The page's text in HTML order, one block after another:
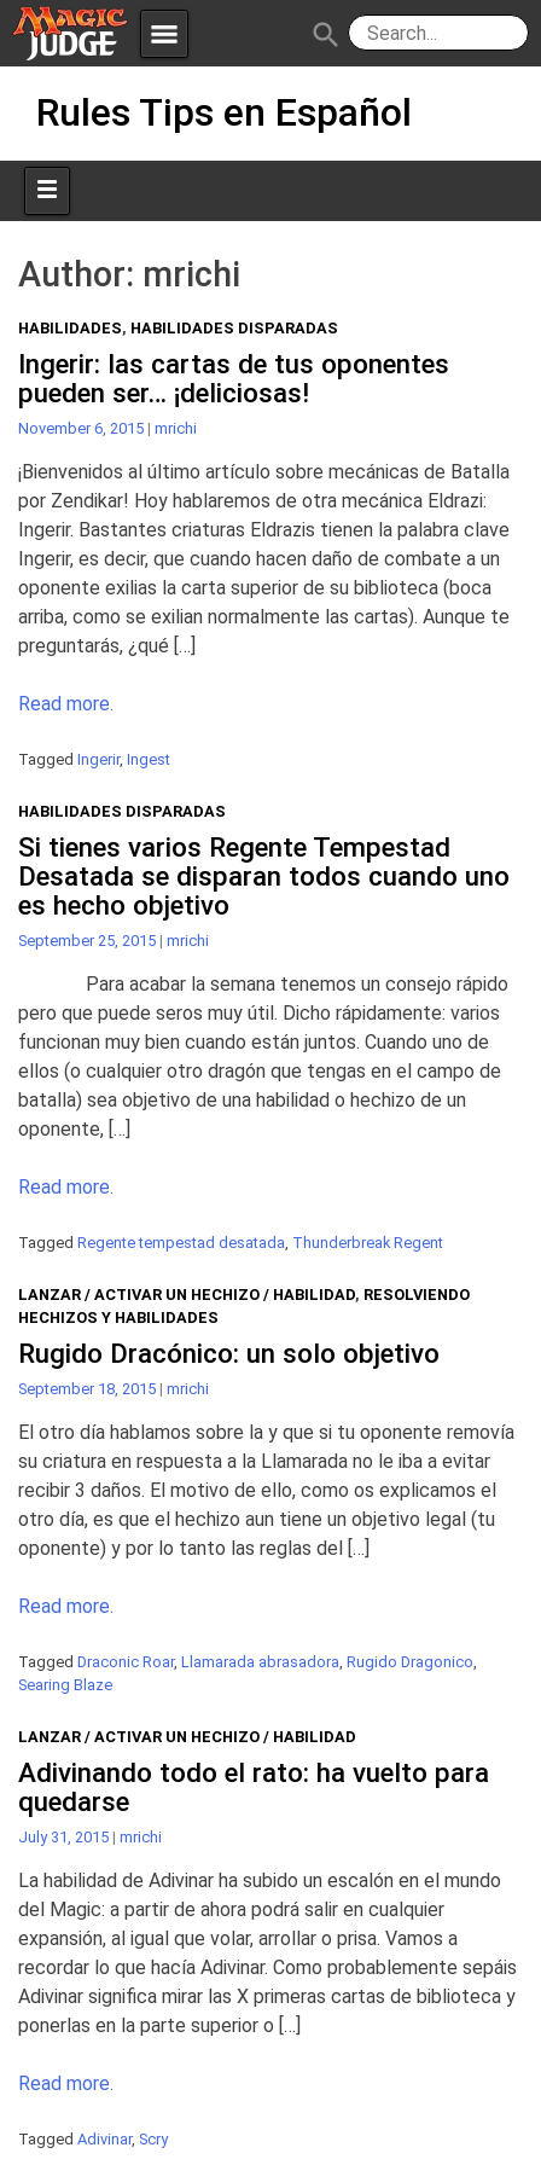
menu
Apps JudgeApps
Forum
Judges
Policies IPG
JAR
search
Rules Tips en Español
Author: mrichi
HABILIDADES, HABILIDADES DISPARADAS
Ingerir: las cartas de tus oponentes
pueden ser… ¡deliciosas!
November 6, 2015 | mrichi
¡Bienvenidos al último artículo sobre mecánicas de Batalla
por Zendikar! Hoy hablaremos de otra mecánica Eldrazi:
Ingerir. Bastantes criaturas Eldrazis tienen la palabra clave
Ingerir, es decir, que cuando hacen daño de combate a un
oponente exilias la carta superior de su biblioteca (boca
arriba, como se exilian normalmente las cartas). Aunque te
preguntarás, ¿qué […]
Read more.
Tagged Ingerir, Ingest
HABILIDADES DISPARADAS
Si tienes varios Regente Tempestad
Desatada se disparan todos cuando uno
es hecho objetivo
September 25, 2015 | mrichi
Para acabar la semana tenemos un consejo rápido
pero que puede seros muy útil. Dicho rápidamente: varios
funcionan muy bien cuando están juntos. Cuando uno de
ellos (o cualquier otro dragón que tengas en el campo de
batalla) sea objetivo de una habilidad o hechizo de un
oponente, […]
Read more.
Tagged Regente tempestad desatada, Thunderbreak Regent
LANZAR / ACTIVAR UN HECHIZO / HABILIDAD, RESOLVIENDO
HECHIZOS Y HABILIDADES
Rugido Dracónico: un solo objetivo
September 18, 2015 | mrichi
El otro día hablamos sobre la y que si tu oponente removía
su criatura en respuesta a la Llamarada no le iba a evitar
recibir 3 daños. El motivo de ello, como os explicamos el
otro día, es que el hechizo aun tiene un objetivo legal (tu
oponente) y por lo tanto las reglas del […]
Read more.
Tagged Draconic Roar, Llamarada abrasadora, Rugido Dragonico,
Searing Blaze
LANZAR / ACTIVAR UN HECHIZO / HABILIDAD
Adivinando todo el rato: ha vuelto para
quedarse
July 31, 2015 | mrichi
La habilidad de Adivinar ha subido un escalón en el mundo
del Magic: a partir de ahora podrá salir en cualquier
expansión, al igual que volar, arrollar o prisa. Vamos a
recordar lo que hacía Adivinar. Como probablemente sepáis
Adivinar significa mirar las X primeras cartas de biblioteca y
ponerlas en la parte superior o […]
Read more.
Tagged Adivinar, Scry